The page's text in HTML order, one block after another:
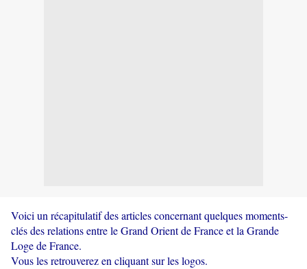
Voici un récapitulatif des articles concernant quelques moments-
clés des relations entre le Grand Orient de France et la Grande
Loge de France.
Vous les retrouverez en cliquant sur les logos.